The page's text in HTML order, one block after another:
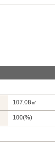
107.08㎡
100(%)